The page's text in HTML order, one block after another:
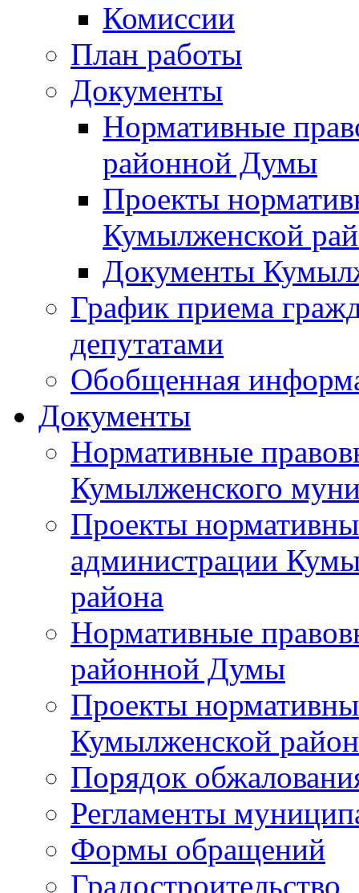
Комиссии
План работы
Документы
Нормативные
районной Думы
Проекты
Кумылженской
Документы
График приема
депутатами
Обобщенная
Документы
Нормативные
Кумылженского
Проекты
администрации
района
Нормативные
районной Думы
Проекты
Кумылженской
Порядок
Регламенты
Формы обращений
Градостроительство